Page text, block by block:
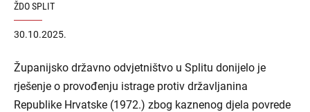
ŽDO SPLIT
30.10.2025.
Županijsko državno odvjetništvo u Splitu donijelo je
rješenje o provođenju istrage protiv državljanina
Republike Hrvatske (1972.) zbog kaznenog djela povrede